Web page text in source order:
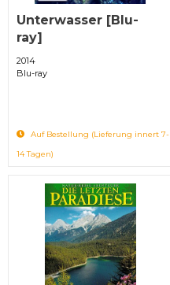
Unterwasser [Blu-
ray]
2014
Blu-ray
Auf Bestellung (Lieferung innert 7-
14 Tagen)